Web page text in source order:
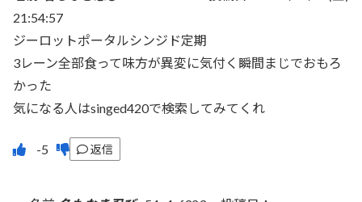
21:54:57
ジーロットポータルシンジド定期
3レーン全部食って味方が異変に気付く瞬間まじでおもろ
かった
気になる人はsinged420で検索してみてくれ
返信